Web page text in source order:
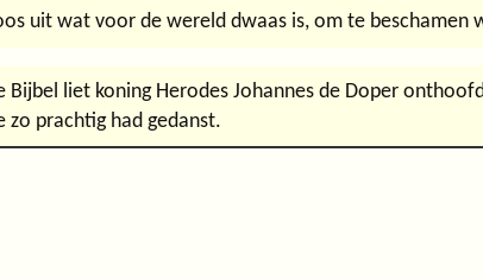
uit wat voor de wereld dwaas is, om te beschamen
Bijbel liet koning Herodes Johannes de Doper
zo prachtig had gedanst.